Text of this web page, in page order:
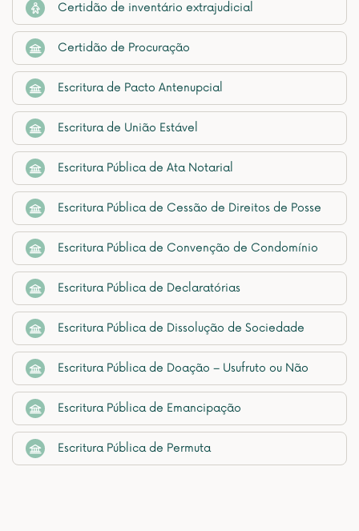
Certidão de inventário extrajudicial
Certidão de Procuração
Escritura de Pacto Antenupcial
Escritura de União Estável
Escritura Pública de Ata Notarial
Escritura Pública de Cessão de Direitos de Posse
Escritura Pública de Convenção de Condomínio
Escritura Pública de Declaratórias
Escritura Pública de Dissolução de Sociedade
Escritura Pública de Doação – Usufruto ou Não
Escritura Pública de Emancipação
Escritura Pública de Permuta